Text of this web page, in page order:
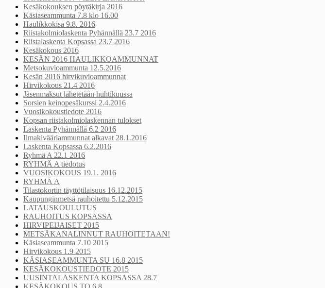
Kesäkokouksen pöytäkirja 2016
Käsiaseammunta 7.8 klo 16.00
Haulikkokisa 9.8. 2016
Riistakolmiolaskenta Pyhännällä 23.7 2016
Riistalaskenta Kopsassa 23.7 2016
Kesäkokous 2016
KESÄN 2016 HAULIKKOAMMUNNAT
Metsokuvioammunta 12.5.2016
Kesän 2016 hirvikuvioammunnat
Hirvikokous 21.4 2016
Jäsenmaksut lähetetään huhtikuussa
Sorsien keinopesäkurssi 2.4.2016
Vuosikokoustiedote 2016
Kopsan riistakolmiolaskennan tulokset
Laskenta Pyhännällä 6.2 2016
Ilmakivääriammunnat alkavat 28.1.2016
Laskenta Kopsassa 6.2.2016
Ryhmä A 22.1 2016
RYHMÄ A tiedotus
VUOSIKOKOUS 19.1. 2016
RYHMÄ A
Tilastokortin täyttötilaisuus 16.12.2015
Kaupunginmetsä rauhoitettu 5.12.2015
LATAUSKOULUTUS
RAUHOITUS KOPSASSA
HIRVIPEIJAISET 2015
METSÄKANALINNUT RAUHOITETAAN!
Käsiaseammunta 7.10 2015
Hirvikokous 1.9 2015
KÄSIASEAMMUNTA SU 16.8 2015
KESÄKOKOUSTIEDOTE 2015
UUSINTALASKENTA KOPSASSA 28.7